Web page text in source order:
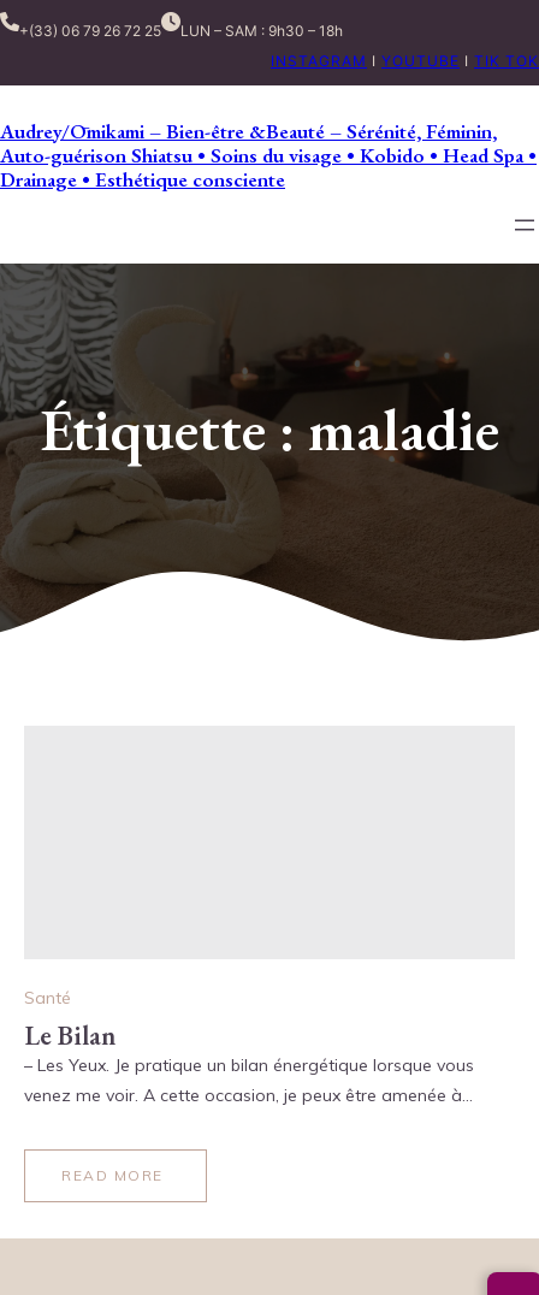
+(33) 06 79 26 72 25
LUN – SAM : 9h30 – 18h
INSTAGRAM I YOUTUBE I TIK TOK
Audrey/Ōmikami – Bien-être &Beauté – Sérénité, Féminin,
Auto-guérison Shiatsu • Soins du visage • Kobido • Head Spa •
Drainage • Esthétique consciente
Étiquette :maladie
Santé
Le Bilan
– Les Yeux. Je pratique un bilan énergétique lorsque vous
venez me voir. A cette occasion, je peux être amenée à…
READ MORE